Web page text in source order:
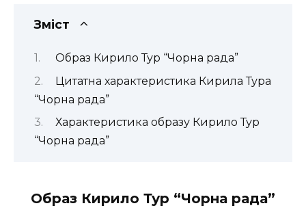
Зміст
Образ Кирило Тур “Чорна рада”
Цитатна характеристика Кирила Тура
“Чорна рада”
Характеристика образу Кирило Тур
“Чорна рада”
Образ Кирило Тур “Чорна рада”